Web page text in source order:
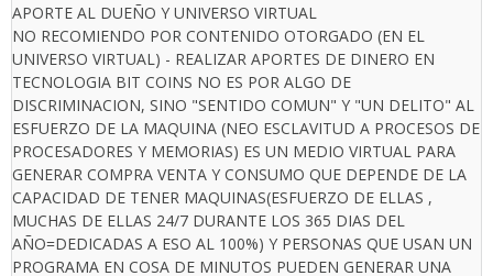
APORTE AL DUEÑO Y UNIVERSO VIRTUAL
NO RECOMIENDO POR CONTENIDO OTORGADO (EN EL
UNIVERSO VIRTUAL) - REALIZAR APORTES DE DINERO EN
TECNOLOGIA BIT COINS NO ES POR ALGO DE
DISCRIMINACION, SINO "SENTIDO COMUN" Y "UN DELITO" AL
ESFUERZO DE LA MAQUINA (NEO ESCLAVITUD A PROCESOS DE
PROCESADORES Y MEMORIAS) ES UN MEDIO VIRTUAL PARA
GENERAR COMPRA VENTA Y CONSUMO QUE DEPENDE DE LA
CAPACIDAD DE TENER MAQUINAS(ESFUERZO DE ELLAS ,
MUCHAS DE ELLAS 24/7 DURANTE LOS 365 DIAS DEL
AÑO=DEDICADAS A ESO AL 100%) Y PERSONAS QUE USAN UN
PROGRAMA EN COSA DE MINUTOS PUEDEN GENERAR UNA